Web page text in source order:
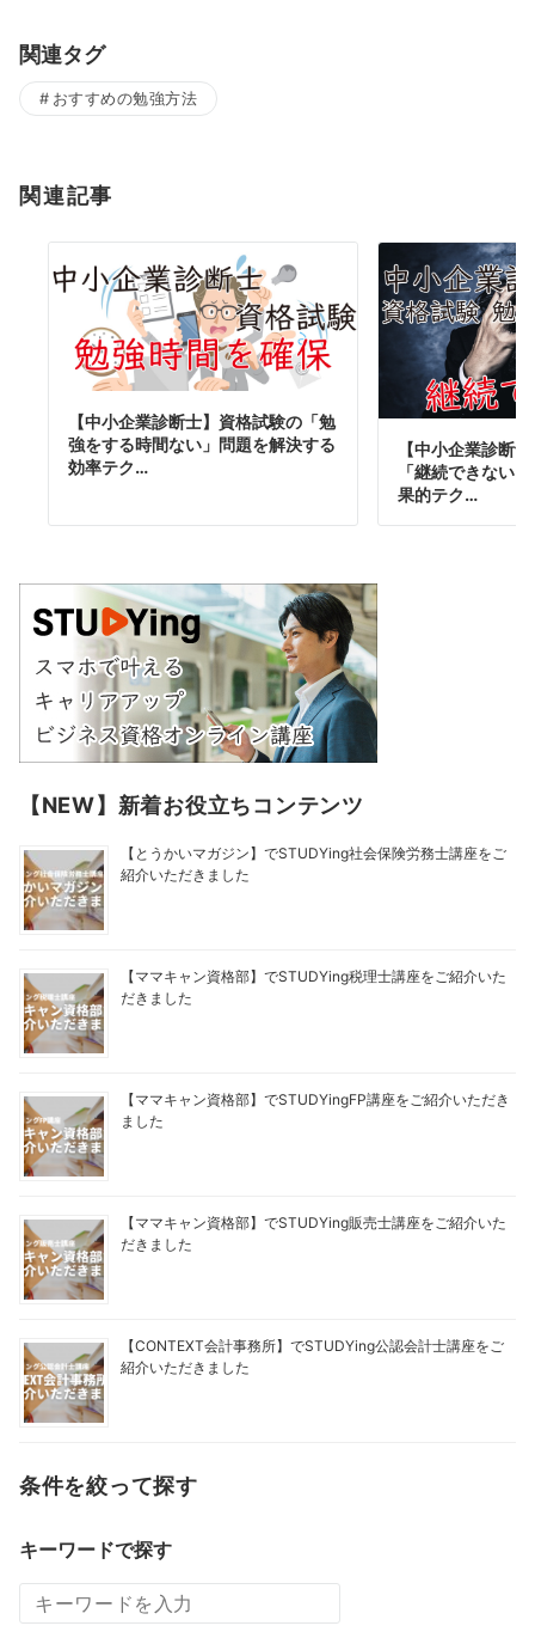
関連タグ
おすすめの勉強方法
関連記事
【中小企業診断士】資格試験の「勉
強をする時間ない」問題を解決する
効率テク…
【中小企業診断
「継続できない
果的テク…
【NEW】新着お役立ちコンテンツ
【とうかいマガジン】でSTUDYing社会保険労務士講座をご
紹介いただきました
【ママキャン資格部】でSTUDYing税理士講座をご紹介いた
だきました
【ママキャン資格部】でSTUDYingFP講座をご紹介いただき
ました
【ママキャン資格部】でSTUDYing販売士講座をご紹介いた
だきました
【CONTEXT会計事務所】でSTUDYing公認会計士講座をご
紹介いただきました
条件を絞って探す
キーワードで探す